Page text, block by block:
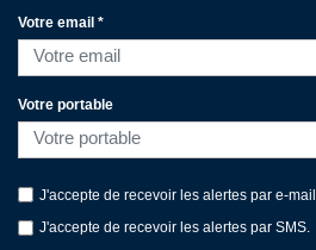
Votre email *
Votre portable
J'accepte de recevoir les alertes par e-mail.
J'accepte de recevoir les alertes par SMS.